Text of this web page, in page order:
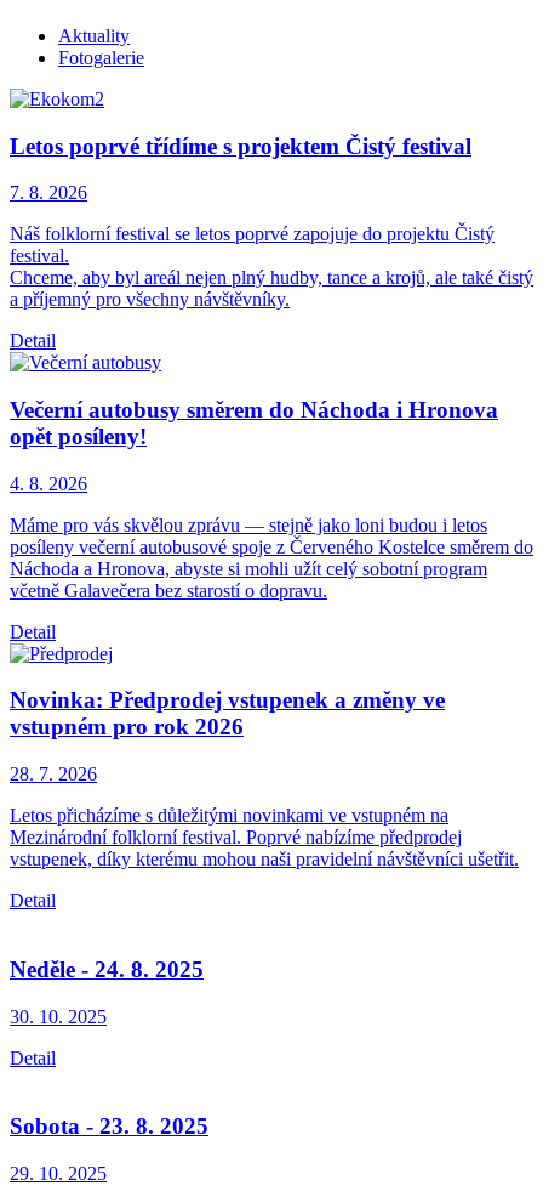
Aktuality
Fotogalerie
Letos poprvé třídíme s projektem Čistý festival
7. 8. 2026
Náš folklorní festival se letos poprvé zapojuje do projektu Čistý
festival.
Chceme, aby byl areál nejen plný hudby, tance a krojů, ale také čistý
a příjemný pro všechny návštěvníky.
Detail
Večerní autobusy směrem do Náchoda i Hronova
opět posíleny!
4. 8. 2026
Máme pro vás skvělou zprávu — stejně jako loni budou i letos
posíleny večerní autobusové spoje z Červeného Kostelce směrem do
Náchoda a Hronova, abyste si mohli užít celý sobotní program
včetně Galavečera bez starostí o dopravu.
Detail
Novinka: Předprodej vstupenek a změny ve
vstupném pro rok 2026
28. 7. 2026
Letos přicházíme s důležitými novinkami ve vstupném na
Mezinárodní folklorní festival. Poprvé nabízíme předprodej
vstupenek, díky kterému mohou naši pravidelní návštěvníci ušetřit.
Detail
Neděle - 24. 8. 2025
30. 10. 2025
Detail
Sobota - 23. 8. 2025
29. 10. 2025